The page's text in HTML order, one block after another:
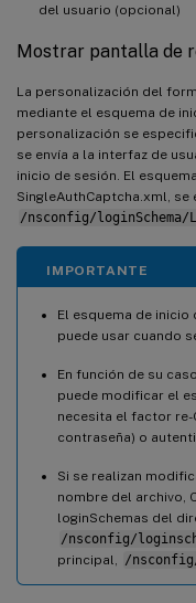
del usuario (opcional)
Mostrar pantalla de
La personalización del
mediante el esquema de
personalización se
se envía a la interfaz de
inicio de sesión. El
SingleAuthCaptcha.xml,
/nsconfig/loginSchema/
IMPORTANTE
El esquema de inicio
puede usar cuando
En función de su
puede modificar el
necesita el factor re-
contraseña) o
Si se realizan
nombre del archivo,
loginSchemas del
/nsconfig/
principal,
/